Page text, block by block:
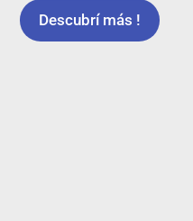
Descubrí más !